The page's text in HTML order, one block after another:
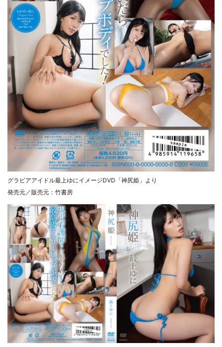
グラビアアイドル最上ゆにイメージDVD「神尻姫」より
発売元／販売元：竹書房